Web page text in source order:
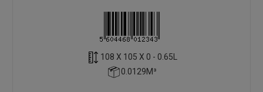
108 X 105 X 0 - 0.65L
0.0129M³